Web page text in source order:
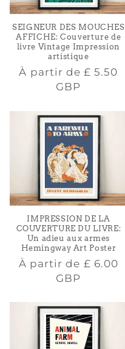
SEIGNEUR DES MOUCHES
AFFICHE: Couverture de
livre Vintage Impression
artistique
Prix
habituel
À partir de£ 5.50
GBP
IMPRESSION DE LA
COUVERTURE DU LIVRE:
Un adieu aux armes
Hemingway Art Poster
Prix
habituel
À partir de £ 6.00
GBP